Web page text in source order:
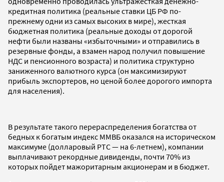
кредитная политика (реальные ставки ЦБ РФ по-
прежнему одни из самых высоких в мире), жесткая
бюджетная политика (реальные доходы от дорогой
нефти были названы «избыточными» и отправились в
резервные фонды, а взамен народ получил повышение
НДС и пенсионного возраста) и политика структурно
заниженного валютного курса (он максимизируют
прибыль экспортеров, но ценой более дорогого импорта
для населения).
В результате такого перераспределения богатства от
бедных к богатым индекс ММВБ оказался на историческом
максимуме (долларовый РТС — на 6-летнем), компании
выплачивают рекордные дивиденды, почти 70% из
которых пойдет мажоритарным акционерам и в бюджет.